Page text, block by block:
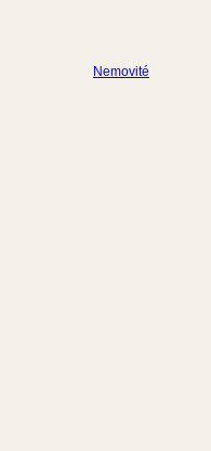
Nemovité